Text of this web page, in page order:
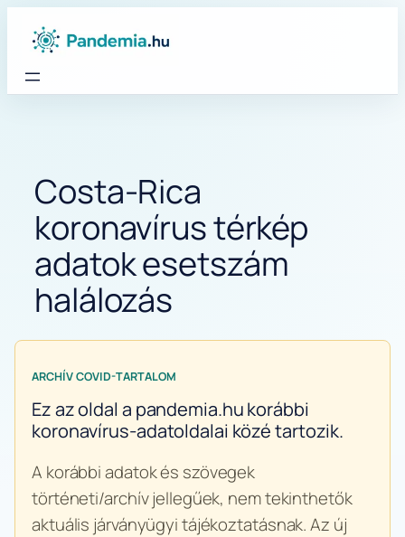
Costa-Rica
koronavírus térkép
adatok esetszám
halálozás
ARCHÍV COVID-TARTALOM
Ez az oldal a pandemia.hu korábbi
koronavírus-adatoldalai közé tartozik.
A korábbi adatok és szövegek
történeti/archív jellegűek, nem tekinthetők
aktuális járványügyi tájékoztatásnak. Az új